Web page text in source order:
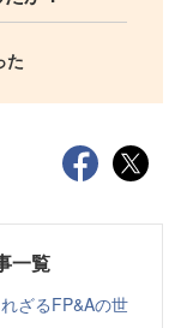
た
一覧
ざるFP&Aの世